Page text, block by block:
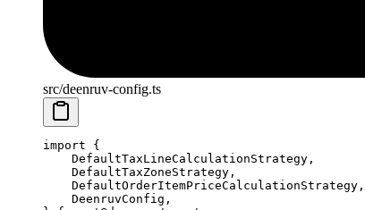
src/deenruv-config.ts
import {
    DefaultTaxLineCalculationStrategy,
    DefaultTaxZoneStrategy,
    DefaultOrderItemPriceCalculationStrategy,
    DeenruvConfig,